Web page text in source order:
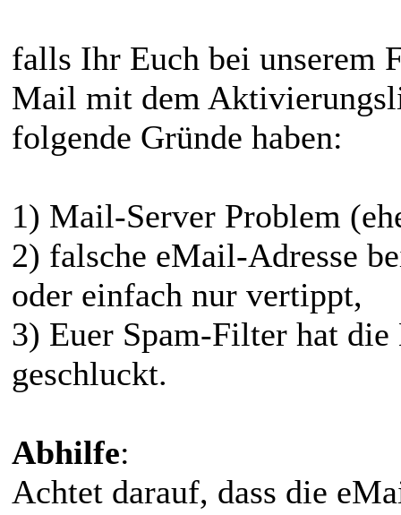
falls Ihr Euch bei unserem
Mail mit dem
folgende Gründe haben:
1) Mail-Server Problem
2) falsche eMail-Adresse
oder einfach nur vertippt,
3) Euer Spam-Filter hat
geschluckt.
Abhilfe:
Achtet darauf, dass die